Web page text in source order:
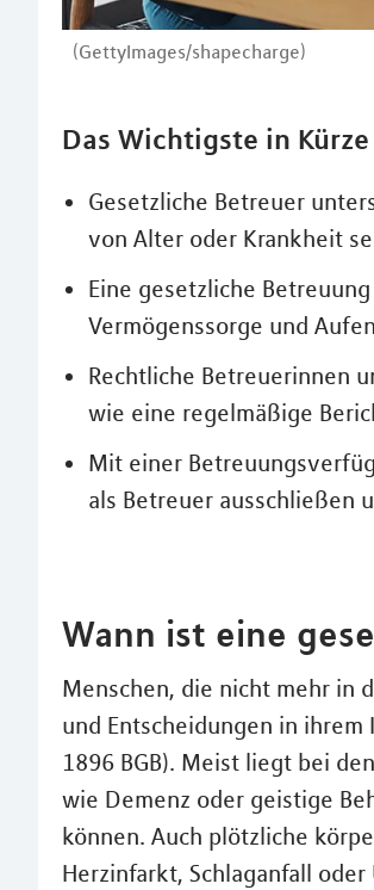
(GettyImages/shapecharge)
Das Wichtigste in Kürze
Gesetzliche Betreuer
von Alter oder Krankheit
Eine gesetzliche
Vermögenssorge und
Rechtliche Betreuerinnen
wie eine regelmäßige
Mit einer
als Betreuer ausschließen
Wann ist eine
Menschen, die nicht mehr in
und Entscheidungen in
1896 BGB). Meist liegt bei
wie Demenz oder geistige
können. Auch plötzliche
Herzinfarkt, Schlaganfall